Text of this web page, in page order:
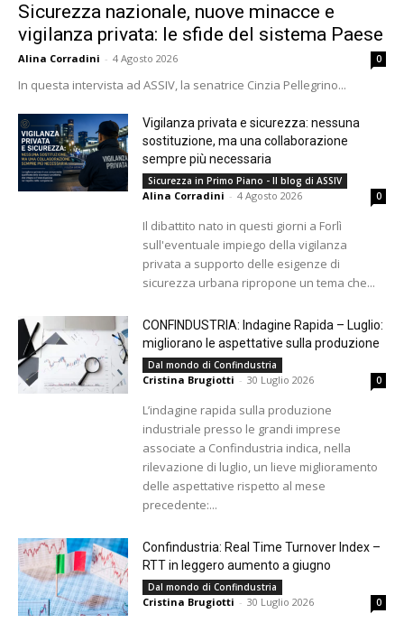
Sicurezza nazionale, nuove minacce e
vigilanza privata: le sfide del sistema Paese
Alina Corradini - 4 Agosto 2026 0
In questa intervista ad ASSIV, la senatrice Cinzia Pellegrino...
Vigilanza privata e sicurezza: nessuna
sostituzione, ma una collaborazione
sempre più necessaria
Sicurezza in Primo Piano - Il blog di ASSIV
Alina Corradini - 4 Agosto 2026 0
Il dibattito nato in questi giorni a Forlì
sull'eventuale impiego della vigilanza
privata a supporto delle esigenze di
sicurezza urbana ripropone un tema che...
CONFINDUSTRIA: Indagine Rapida – Luglio:
migliorano le aspettative sulla produzione
Dal mondo di Confindustria
Cristina Brugiotti - 30 Luglio 2026 0
L’indagine rapida sulla produzione
industriale presso le grandi imprese
associate a Confindustria indica, nella
rilevazione di luglio, un lieve miglioramento
delle aspettative rispetto al mese
precedente:...
Confindustria: Real Time Turnover Index –
RTT in leggero aumento a giugno
Dal mondo di Confindustria
Cristina Brugiotti - 30 Luglio 2026 0